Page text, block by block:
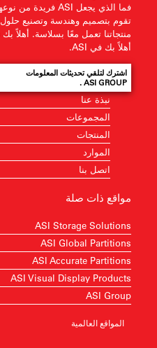
تقوم بتصميم وهندسة وتصنيع حلول
منتجاتنا تعمل معًا بسلاسة. أهلاً بك
أهلاً بك في ASI.
اشترك لتلقي تحديثات المعلومات
ASI GROUP .
نبذة عنا
المجموعات
المنتجات
الموارد
اتصل بنا
مواقع ذات صلة
ASI Storage Solutions
ASI Global Partitions
ASI Accurate Partitions
ASI Visual Display Products
ASI Group
المواقع العالمية